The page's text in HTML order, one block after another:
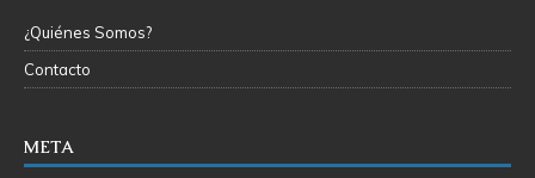
¿Quiénes Somos?
Contacto
META